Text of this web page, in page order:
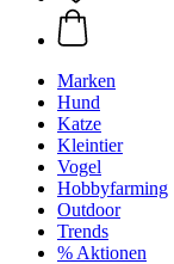
Marken
Hund
Katze
Kleintier
Vogel
Hobbyfarming
Outdoor
Trends
% Aktionen